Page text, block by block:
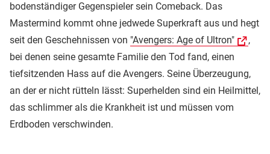
bodenständiger Gegenspieler sein Comeback. Das
Mastermind kommt ohne jedwede Superkraft aus und hegt
seit den Geschehnissen von "Avengers: Age of Ultron"
,
bei denen seine gesamte Familie den Tod fand, einen
tiefsitzenden Hass auf die Avengers. Seine Überzeugung,
an der er nicht rütteln lässt: Superhelden sind ein Heilmittel,
das schlimmer als die Krankheit ist und müssen vom
Erdboden verschwinden.